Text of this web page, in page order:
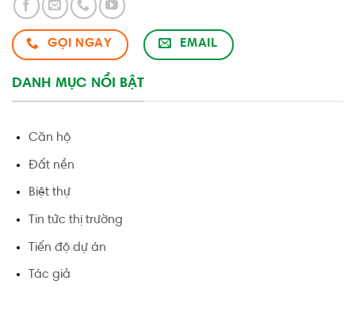
GỌI NGAY EMAIL
DANH MỤC NỔI BẬT
Căn hộ
Đất nền
Biệt thự
Tin tức thị trường
Tiến độ dự án
Tác giả